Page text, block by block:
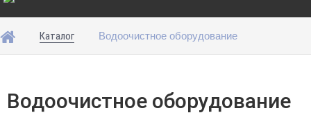
Каталог Водоочистное оборудование
Водоочистное оборудование